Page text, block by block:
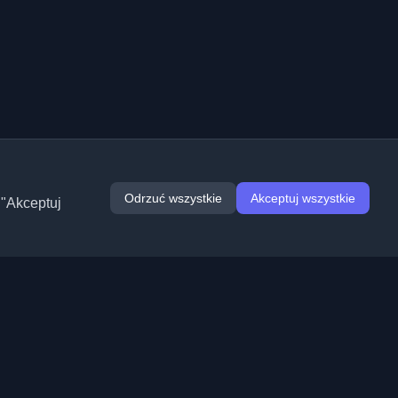
Odrzuć wszystkie Akceptuj wszystkie